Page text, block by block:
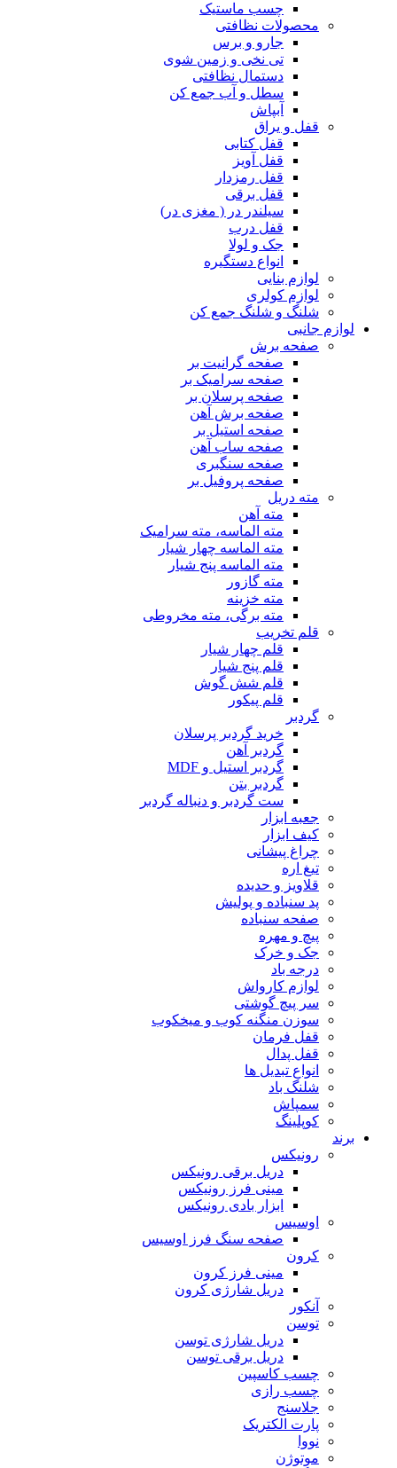
چسب ماستیک
محصولات نظافتی
جارو و برس
تی نخی و زمین شوی
دستمال نظافتی
سطل و آب جمع کن
آبپاش
قفل و یراق
قفل کتابی
قفل آویز
قفل رمزدار
قفل برقی
سیلندر در ( مغزی در)
قفل درب
جک و لولا
انواع دستگیره
لوازم بنایی
لوازم کولری
شلنگ و شلنگ جمع کن
لوازم جانبی
صفحه برش
صفحه گرانیت بر
صفحه سرامیک بر
صفحه پرسلان بر
صفحه برش آهن
صفحه استیل بر
صفحه ساب آهن
صفحه سنگبری
صفحه پروفیل بر
مته دریل
مته آهن
مته الماسه، مته سرامیک
مته الماسه چهار شیار
مته الماسه پنج شیار
مته گازور
مته خزینه
مته برگی، مته مخروطی
قلم تخریب
قلم چهار شیار
قلم پنج شیار
قلم شش گوش
قلم پیکور
گردبر
خرید گردبر پرسلان
گردبر آهن
گردبر استیل و MDF
گردبر بتن
ست گردبر و دنباله گردبر
جعبه ابزار
کیف ابزار
چراغ پیشانی
تیغ اره
قلاویز و حدیده
پد سنباده و پولیش
صفحه سنباده
پیچ و مهره
جک و خرک
درجه باد
لوازم کارواش
سر پیچ گوشتی
سوزن منگنه کوب و میخکوب
قفل فرمان
قفل پدال
انواع تبدیل ها
شلنگ باد
سمپاش
کوپلینگ
برند
رونیکس
دریل برقی رونیکس
مینی فرز رونیکس
ابزار بادی رونیکس
اوسیس
صفحه سنگ فرز اوسیس
کرون
مینی فرز کرون
دریل شارژی کرون
آنکور
توسن
دریل شارژی توسن
دریل برقی توسن
چسب کاسپین
چسب رازی
جلاسنج
پارت الکتریک
نووا
موتوژن